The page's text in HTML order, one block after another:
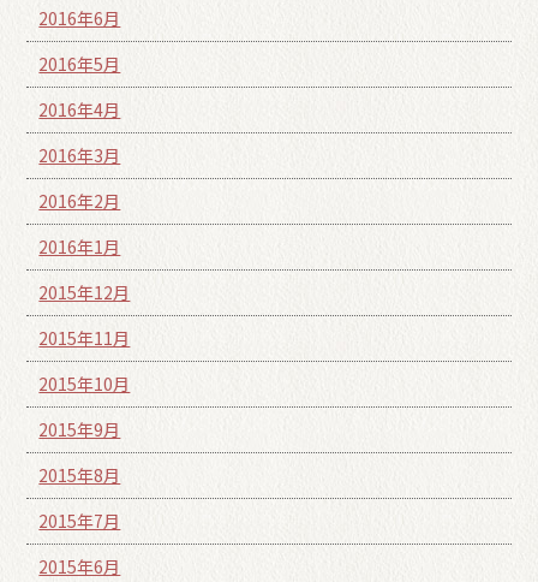
2016年6月
2016年5月
2016年4月
2016年3月
2016年2月
2016年1月
2015年12月
2015年11月
2015年10月
2015年9月
2015年8月
2015年7月
2015年6月